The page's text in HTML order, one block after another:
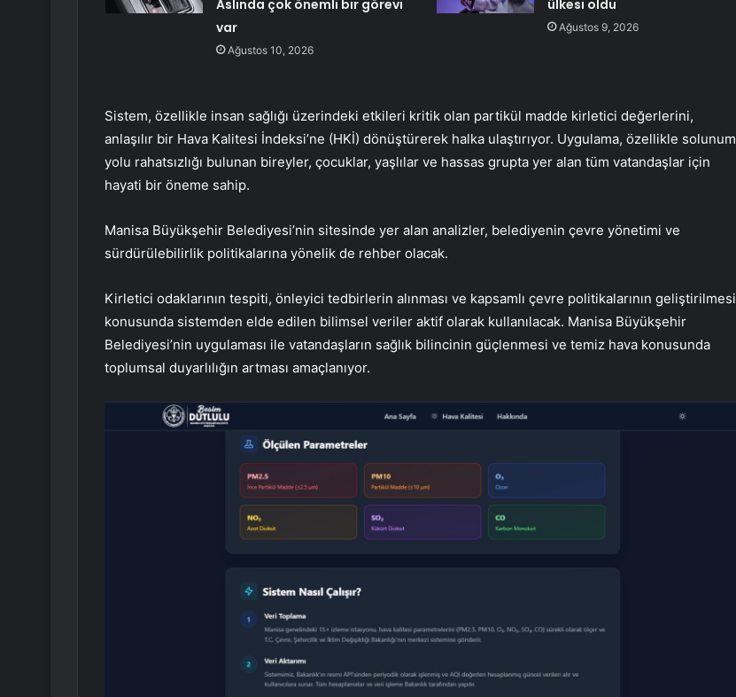
Aslında çok önemli bir görevi
var
Ağustos 10, 2026
ülkesi oldu
Ağustos 9, 2026
Sistem, özellikle insan sağlığı üzerindeki etkileri kritik olan partikül madde kirletici değerlerini,
anlaşılır bir Hava Kalitesi İndeksi’ne (HKİ) dönüştürerek halka ulaştırıyor. Uygulama, özellikle solunum
yolu rahatsızlığı bulunan bireyler, çocuklar, yaşlılar ve hassas grupta yer alan tüm vatandaşlar için
hayati bir öneme sahip.
Manisa Büyükşehir Belediyesi’nin sitesinde yer alan analizler, belediyenin çevre yönetimi ve
sürdürülebilirlik politikalarına yönelik de rehber olacak.
Kirletici odaklarının tespiti, önleyici tedbirlerin alınması ve kapsamlı çevre politikalarının geliştirilmesi
konusunda sistemden elde edilen bilimsel veriler aktif olarak kullanılacak. Manisa Büyükşehir
Belediyesi’nin uygulaması ile vatandaşların sağlık bilincinin güçlenmesi ve temiz hava konusunda
toplumsal duyarlılığın artması amaçlanıyor.